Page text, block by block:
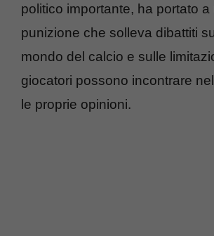
politico importante, ha portato
punizione che solleva dibattiti
mondo del calcio e sulle
giocatori possono incontrare
le proprie opinioni.